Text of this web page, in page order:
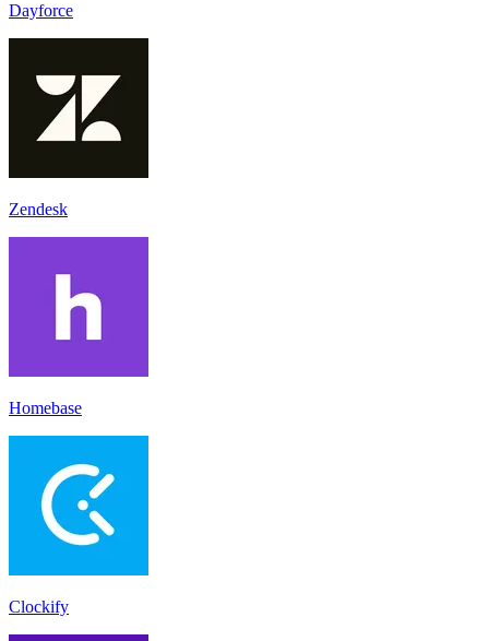
Dayforce
Zendesk
Homebase
Clockify